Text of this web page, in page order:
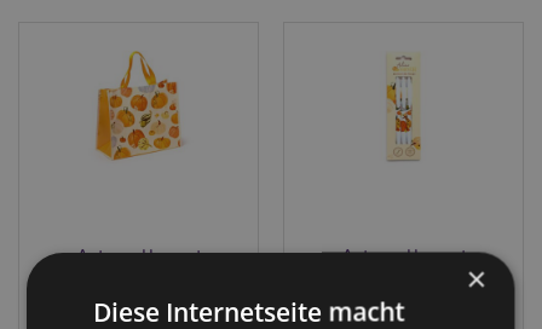
Autumn Harvest
Wiederverwendbare
Autumn Harvest
Recycelte ABS
×
Diese Internetseite macht